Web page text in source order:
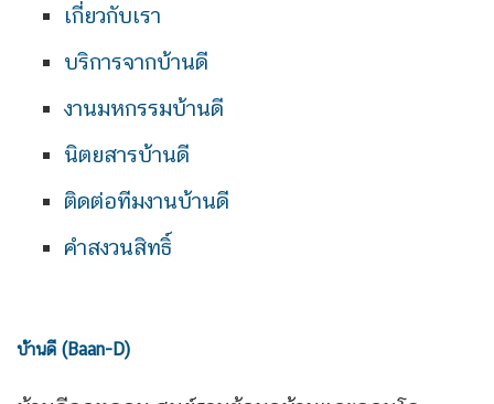
เกี่ยวกับเรา
บริการจากบ้านดี
งานมหกรรมบ้านดี
นิตยสารบ้านดี
ติดต่อทีมงานบ้านดี
คำสงวนสิทธิ์
บ้านดี (Baan-D)